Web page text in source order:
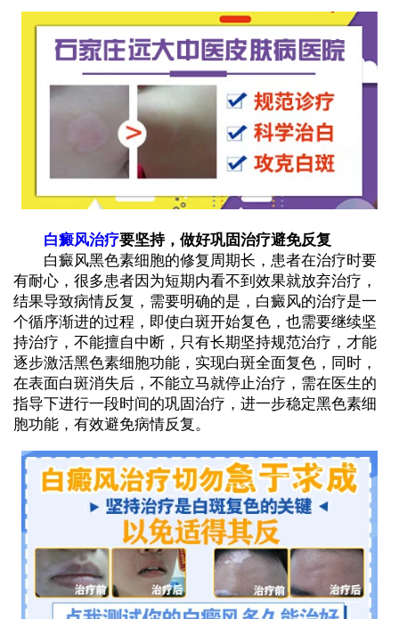
白癜风治疗要坚持，做好巩固治疗避免反复
白癜风黑色素细胞的修复周期长，患者在治疗时要
有耐心，很多患者因为短期内看不到效果就放弃治疗，
结果导致病情反复，需要明确的是，白癜风的治疗是一
个循序渐进的过程，即使白斑开始复色，也需要继续坚
持治疗，不能擅自中断，只有长期坚持规范治疗，才能
逐步激活黑色素细胞功能，实现白斑全面复色，同时，
在表面白斑消失后，不能立马就停止治疗，需在医生的
指导下进行一段时间的巩固治疗，进一步稳定黑色素细
胞功能，有效避免病情反复。